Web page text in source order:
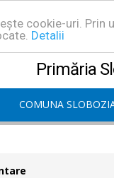
cookie-uri. Prin
Detalii
Primăria
COMUNA